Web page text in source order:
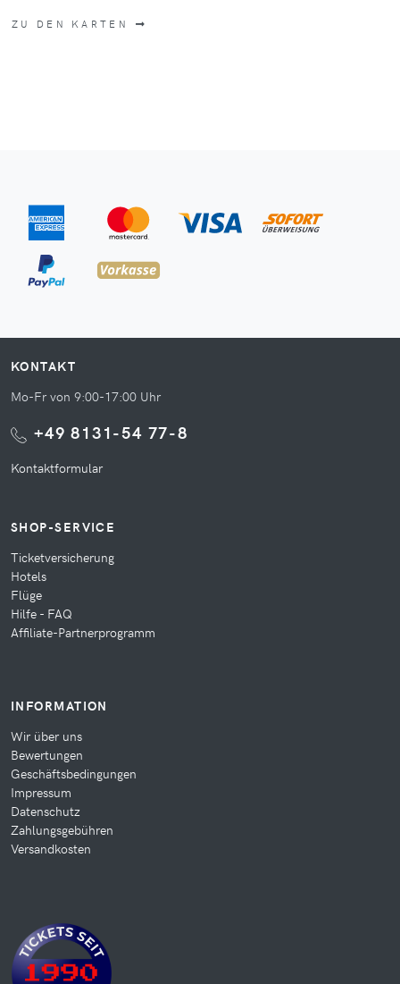
ZU DEN KARTEN
KONTAKT
Mo-Fr von 9:00-17:00 Uhr
+49 8131-54 77-8
Kontaktformular
SHOP-SERVICE
Ticketversicherung
Hotels
Flüge
Hilfe - FAQ
Affiliate-Partnerprogramm
INFORMATION
Wir über uns
Bewertungen
Geschäftsbedingungen
Impressum
Datenschutz
Zahlungsgebühren
Versandkosten